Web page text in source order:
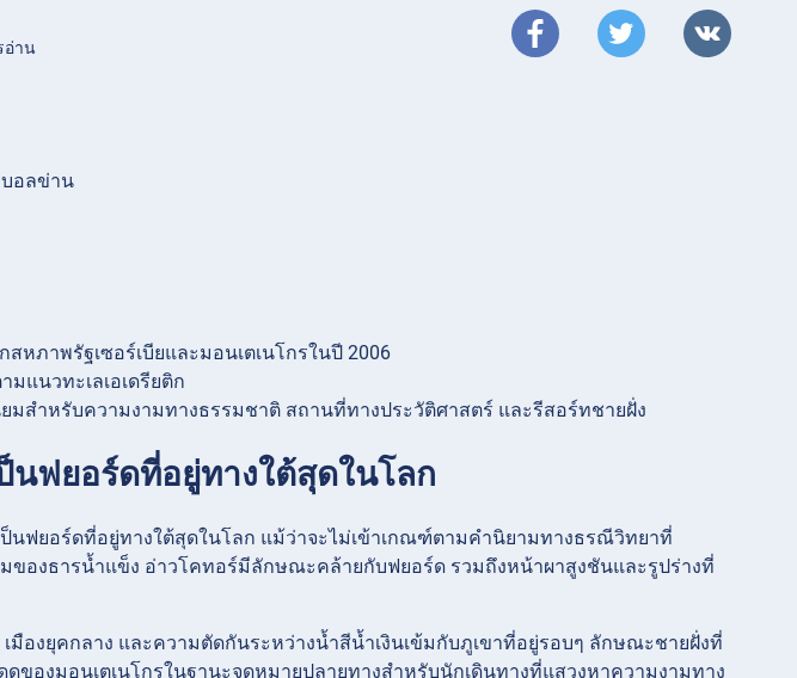
อ่าน
อลข่าน
หภาพรัฐเซอร์เบียและมอนเตเนโกรในปี 2006
มแนวทะเลเอเดรียติก
มสำหรับความงามทางธรรมชาติ สถานที่ทางประวัติศาสตร์ และรีสอร์ทชายฝั่ง
นฟยอร์ดที่อยู่ทางใต้สุดในโลก
ป็นฟยอร์ดที่อยู่ทางใต้สุดในโลก แม้ว่าจะไม่เข้าเกณฑ์ตามคำนิยามทางธรณีวิทยาที่
มของธารน้ำแข็ง อ่าวโคทอร์มีลักษณะคล้ายกับฟยอร์ด รวมถึงหน้าผาสูงชันและรูปร่างที่
องยุคกลาง และความตัดกันระหว่างน้ำสีน้ำเงินเข้มกับภูเขาที่อยู่รอบๆ ลักษณะชายฝั่งที่
ของมอนเตเนโกรในฐานะจุดหมายปลายทางสำหรับนักเดินทางที่แสวงหาความงามทาง